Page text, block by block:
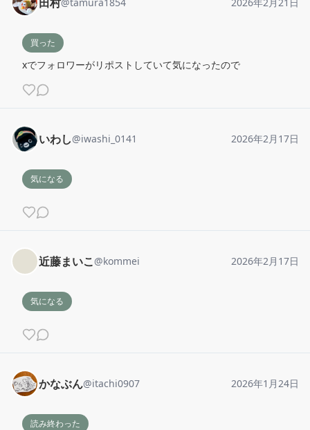
買った
xでフォロワーがリポストしていて気になったので
いわし@iwashi_0141 2026年2月17日
気になる
近藤まいこ@kommei 2026年2月17日
気になる
かなぶん@itachi0907 2026年1月24日
読み終わった